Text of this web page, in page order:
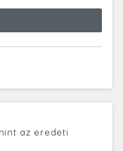
az eredeti